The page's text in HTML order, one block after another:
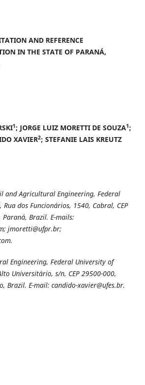
AND REFERENCE
IN THE STATE OF PARANÁ,
1; JORGE LUIZ MORETTI DE SOUZA1;
XAVIER2; STEFANIE LAIS KREUTZ
and Agricultural Engineering, Federal
dos Funcionários, 1540, Cabral, CEP
Brazil. E-mails:
jmoretti@ufpr.br;
Engineering, Federal University of
Universitário, s/n, CEP 29500-000,
Brazil. E-mail: candido-xavier@ufes.br.